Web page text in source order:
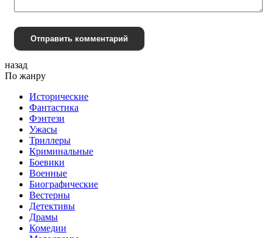
Отправить комментарий
назад
По жанру
Исторические
Фантастика
Фэнтези
Ужасы
Триллеры
Криминальные
Боевики
Военные
Биографические
Вестерны
Детективы
Драмы
Комедии